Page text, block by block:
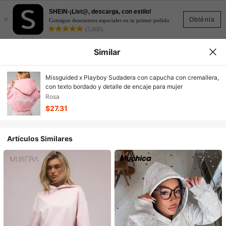
Obténla
×
SHEIN-¡List@, descarga, con estilo!
Consigue descuentos especiales en tu primer pedido
(5,000)
Similar
Missguided x Playboy Sudadera con capucha con cremallera,
con texto bordado y detalle de encaje para mujer
Rosa
$27.31
Artículos Similares